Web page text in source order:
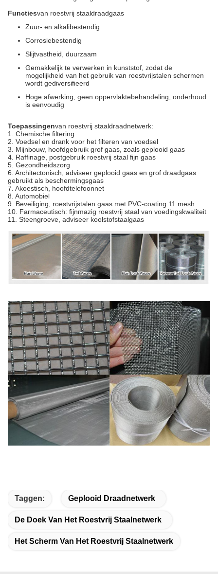
Functiesvan roestvrij staaldraadgaas
Zuur- en alkalibestendig
Corrosiebestendig
Slijtvastheid, duurzaam
Gemakkelijk te verwerken in kunststof, zodat de
mogelijkheid van het gebruik van roestvrijstalen schermen
wordt gediversifieerd
Hoge afwerking, geen oppervlaktebehandeling, onderhoud
is eenvoudig
Toepassingenvan roestvrij staaldraadnetwerk:
1. Chemische filtering
2. Voedsel en drank voor het filteren van voedsel
3. Mijnbouw, hoofdgebruik grof gaas, zoals geplooid gaas
4. Raffinage, postgebruik roestvrij staal fijn gaas
5. Gezondheidszorg
6. Architectonisch, adviseer geplooid gaas en grof draadgaas
gebruikt als beschermingsgaas
7. Akoestisch, hoofdtelefoonnet
8. Automobiel
9. Beveiliging, roestvrijstalen gaas met PVC-coating 11 mesh.
10. Farmaceutisch: fijnmazig roestvrij staal van voedingskwaliteit
11. Steengroeve, adviseer koolstofstaalgaas
Taggen: Geplooid Draadnetwerk
De Doek Van Het Roestvrij Staalnetwerk
Het Scherm Van Het Roestvrij Staalnetwerk